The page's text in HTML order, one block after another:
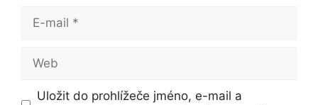
mail
Uložit do prohlížeče jméno, e-mail a